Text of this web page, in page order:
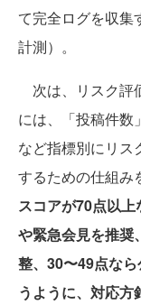
て完全ログを収集
計測）。
次は、リスク評
には、「投稿件数
など指標別にリス
するための仕組み
スコアが70点以
や緊急会見を推奨
整、30〜49点な
うように、対応方